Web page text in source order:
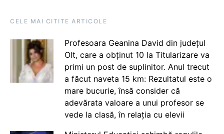
CELE MAI CITITE ARTICOLE
Profesoara Geanina David din județul
Olt, care a obținut 10 la Titularizare va
primi un post de suplinitor. Anul trecut
a făcut naveta 15 km: Rezultatul este o
mare bucurie, însă consider că
adevărata valoare a unui profesor se
vede la clasă, în relația cu elevii